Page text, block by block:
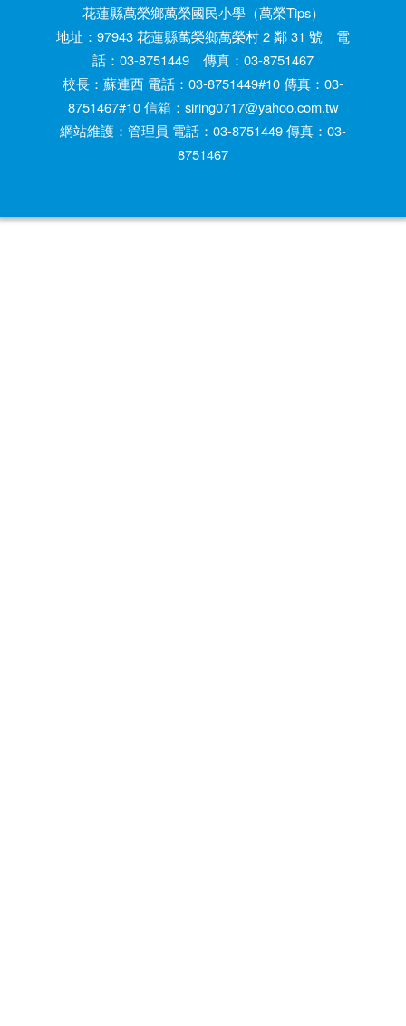
花蓮縣萬榮鄉萬榮國民小學（萬榮Tips）
地址：97943 花蓮縣萬榮鄉萬榮村 2 鄰 31 號 電
話：03-8751449 傳真：03-8751467
校長：蘇連西 電話：03-8751449#10 傳真：03-
8751467#10 信箱：siring0717@yahoo.com.tw
網站維護：管理員 電話：03-8751449 傳真：03-
8751467